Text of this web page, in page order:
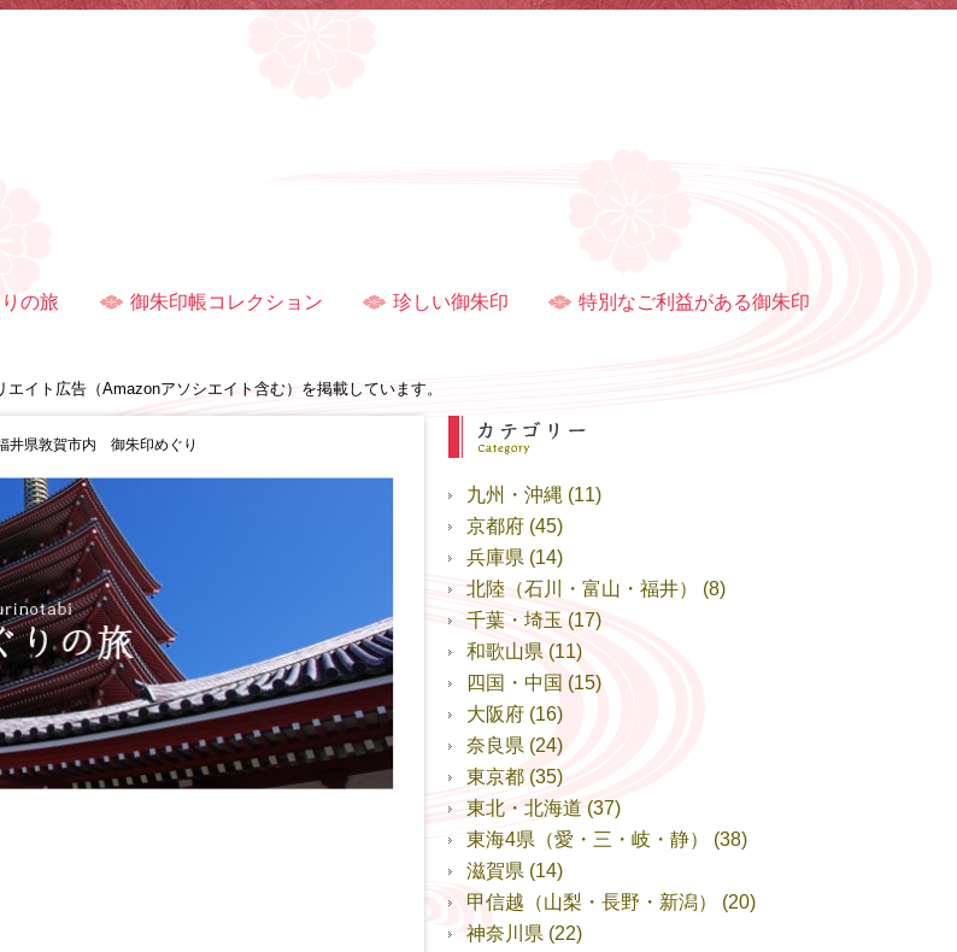
の旅 御朱印帳コレクション 珍しい御朱印 特別なご利益がある御朱印
エイト広告（Amazonアソシエイト含む）を掲載しています。
井県敦賀市内 御朱印めぐり
九州・沖縄 (11)
京都府 (45)
兵庫県 (14)
北陸（石川・富山・福井）
(8)
千葉・埼玉 (17)
和歌山県 (11)
四国・中国 (15)
大阪府 (16)
奈良県 (24)
東京都 (35)
東北・北海道 (37)
東海4県（愛・三・岐・静）
(38)
滋賀県 (14)
甲信越（山梨・長野・新潟）
(20)
神奈川県 (22)